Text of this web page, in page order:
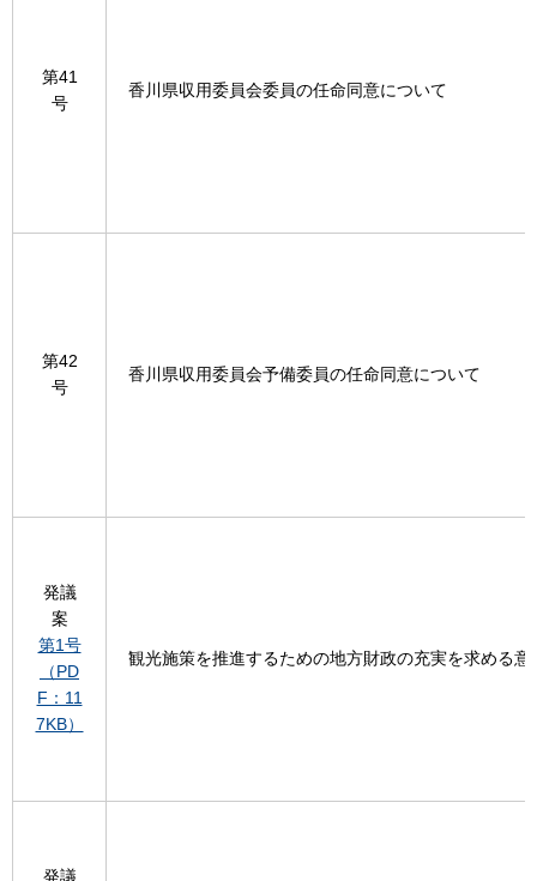
第41
号
香川県収用委員会委員の任命同意について
第42
号
香川県収用委員会予備委員の任命同意について
発議
案
第1号
（PD
F：11
7KB）
観光施策を推進するための地方財政の充実を求める意
発議